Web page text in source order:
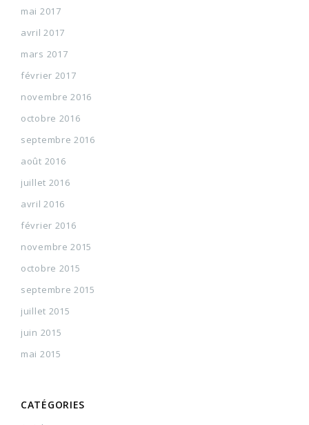
mai 2017
avril 2017
mars 2017
février 2017
novembre 2016
octobre 2016
septembre 2016
août 2016
juillet 2016
avril 2016
février 2016
novembre 2015
octobre 2015
septembre 2015
juillet 2015
juin 2015
mai 2015
CATÉGORIES